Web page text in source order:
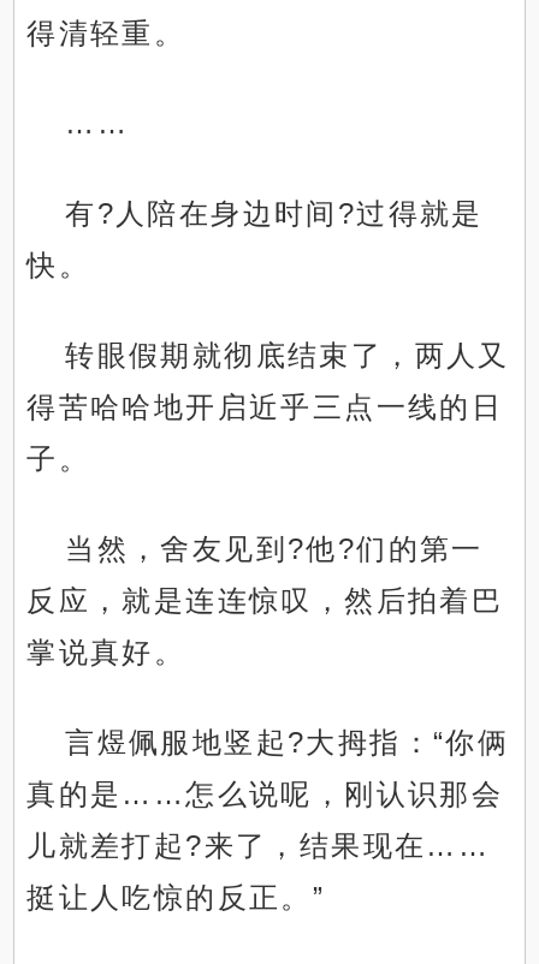
得清轻重。
……
有?人陪在身边时间?过得就是
快。
转眼假期就彻底结束了，两人又
得苦哈哈地开启近乎三点一线的日
子。
当然，舍友见到?他?们的第一
反应，就是连连惊叹，然后拍着巴
掌说真好。
言煜佩服地竖起?大拇指：“你俩
真的是……怎么说呢，刚认识那会
儿就差打起?来了，结果现在……
挺让人吃惊的反正。”